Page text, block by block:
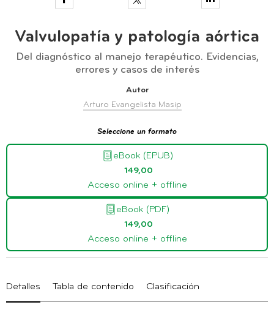
Valvulopatía y patología aórtica
Del diagnóstico al manejo terapéutico. Evidencias,
errores y casos de interés
Autor
Arturo Evangelista Masip
Seleccione un formato
eBook (EPUB)
149,00
Acceso online + offline
eBook (PDF)
149,00
Acceso online + offline
Detalles Tabla de contenido Clasificación